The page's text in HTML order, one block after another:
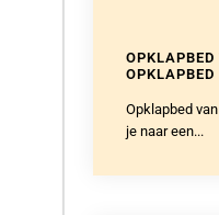
OPKLAPBED
Opklapbed
je naar een...